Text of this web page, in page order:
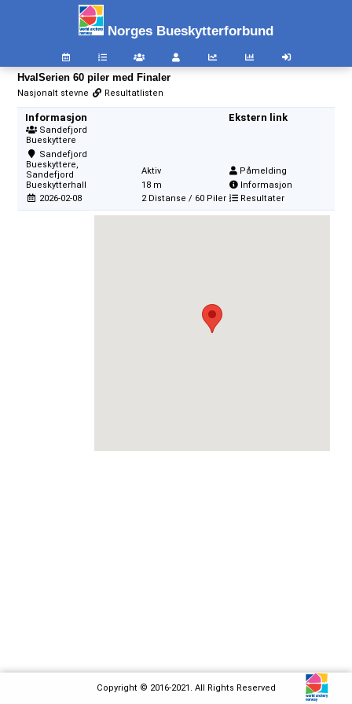
Norges Bueskytterforbund
HvalSerien 60 piler med Finaler
Nasjonalt stevne Resultatlisten
Informasjon
Sandefjord
Bueskyttere
Sandefjord
Bueskyttere,
Sandefjord
Bueskytterhall
2026-02-08
Aktiv
18 m
2 Distanse / 60 Piler
Ekstern link
Påmelding
Informasjon
Resultater
Copyright © 2016-2021. All Rights Reserved